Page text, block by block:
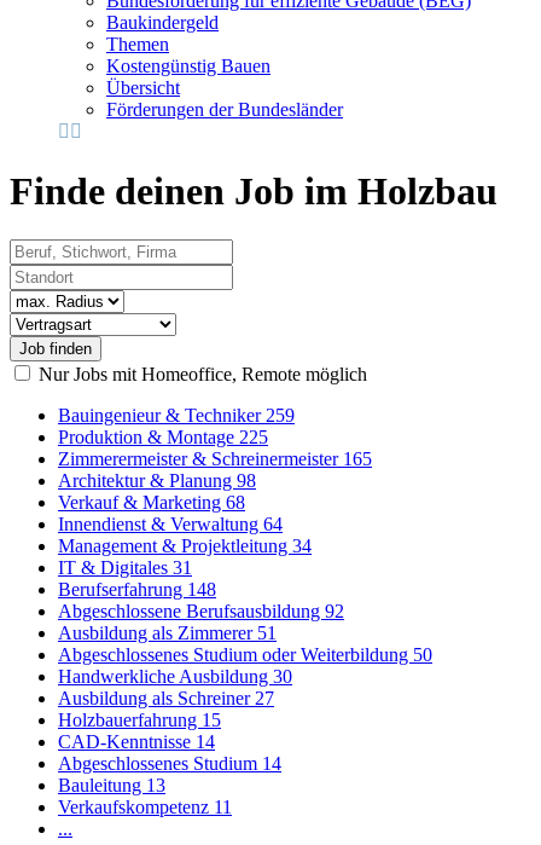
Baukindergeld
Themen
Kostengünstig Bauen
Übersicht
Förderungen der Bundesländer
Finde deinen Job im Holzbau
Beruf, Stichwort, Firma
Standort
Radius
Vertragsart
Nur Jobs mit Homeoffice, Remote möglich
Bauingenieur & Techniker 259
Produktion & Montage 225
Zimmerermeister & Schreinermeister 165
Architektur & Planung 98
Verkauf & Marketing 68
Innendienst & Verwaltung 64
Management & Projektleitung 34
IT & Digitales 31
Berufserfahrung 148
Abgeschlossene Berufsausbildung 92
Ausbildung als Zimmerer 51
Abgeschlossenes Studium oder Weiterbildung 50
Handwerkliche Ausbildung 30
Ausbildung als Schreiner 27
Holzbauerfahrung 15
CAD-Kenntnisse 14
Abgeschlossenes Studium 14
Bauleitung 13
Verkaufskompetenz 11
...